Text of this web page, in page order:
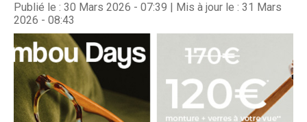
Publié le : 30 Mars 2026 - 07:39 | Mis à jour le : 31 Mars
2026 - 08:43